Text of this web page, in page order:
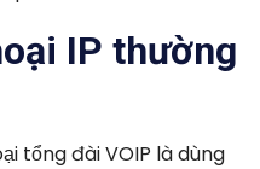
IP thường
tổng đài VOIP là dùng